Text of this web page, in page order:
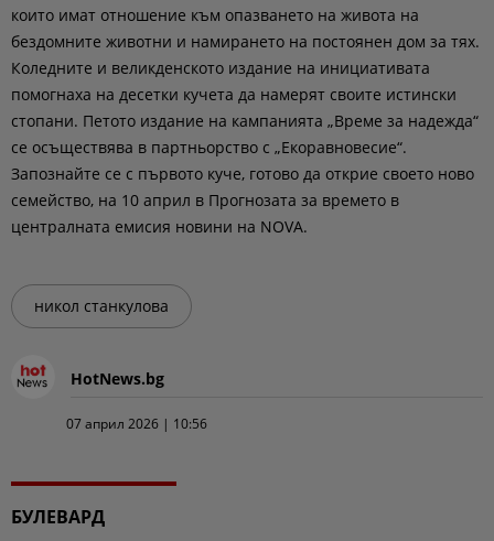
които имат отношение към опазването на живота на
бездомните животни и намирането на постоянен дом за тях.
Коледните и великденското издание на инициативата
помогнаха на десетки кучета да намерят своите истински
стопани. Петото издание на кампанията „Време за надежда“
се осъществява в партньорство с „Екоравновесие“.
Запознайте се с първото куче, готово да открие своето ново
семейство, на 10 април в Прогнозата за времето в
централната емисия новини на NOVA.
никол станкулова
HotNews.bg
07 април 2026 | 10:56
БУЛЕВАРД